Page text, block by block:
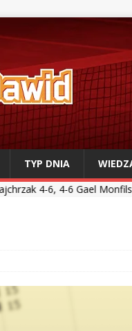
TYP DNIA
Monfils *** WTA